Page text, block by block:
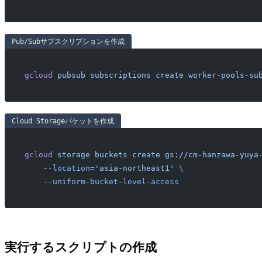
Pub/Subサブスクリプションを作成
gcloud pubsub subscriptions create worker-pools-sub
Cloud Storageバケットを作成
gcloud storage buckets create gs://cm-hanzawa-
    --location=
'asia-northeast1'
\
    --uniform-bucket-level-access
実行するスクリプトの作成